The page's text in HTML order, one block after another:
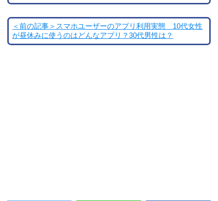
＜前の記事＞スマホユーザーのアプリ利用実態 10代女性
が昼休みに使うのはどんなアプリ？30代男性は？